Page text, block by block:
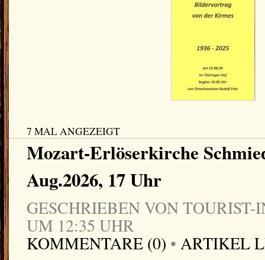
7 MAL ANGEZEIGT
Mozart-Erlöserkirche
Aug.2026, 17 Uhr
GESCHRIEBEN VON TOURIST-
UM 12:35 UHR
KOMMENTARE (0) • ARTIKEL